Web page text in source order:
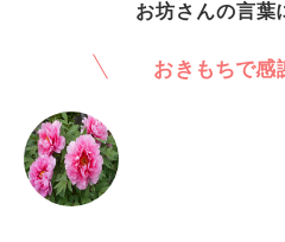
お坊さんの言葉
おきもちで感